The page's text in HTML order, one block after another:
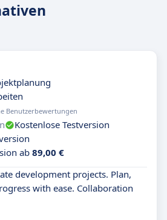
Benutzerbewertungen
Kostenlose Testversion
ab 89,00 €
development projects. Plan,
with ease. Collaboration